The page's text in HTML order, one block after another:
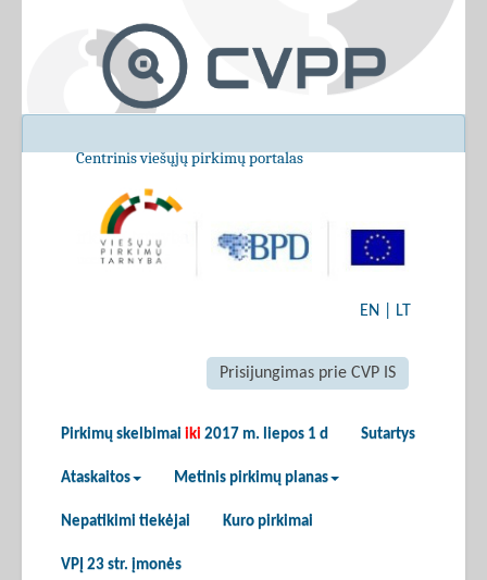
Centrinis viešųjų pirkimų portalas
EN LT
Prisijungimas prie CVP IS
Pirkimų skelbimai iki 2017 m. liepos 1 d Sutartys
Ataskaitos Metinis pirkimų planas
Nepatikimi tiekėjai Kuro pirkimai
VPĮ 23 str. įmonės